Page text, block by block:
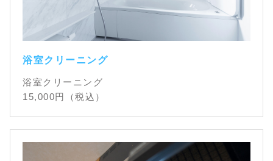
浴室クリーニング
浴室クリーニング
15,000円（税込）